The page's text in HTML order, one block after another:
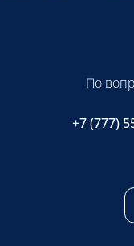
По
+7 (777)